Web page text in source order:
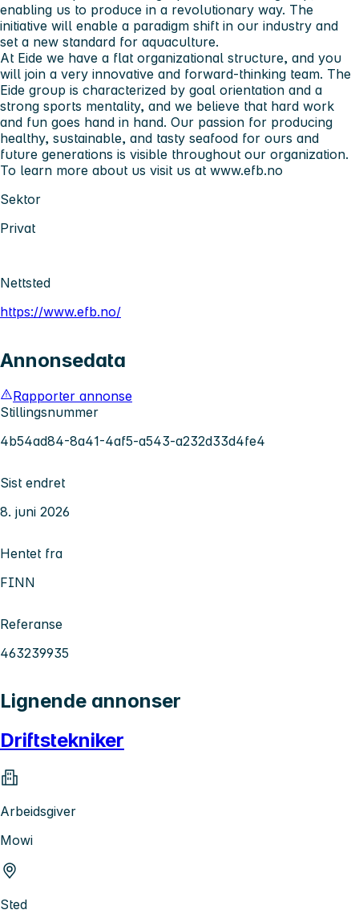
enabling us to produce in a revolutionary way. The
initiative will enable a paradigm shift in our industry and
set a new standard for aquaculture.
At Eide we have a flat organizational structure, and you
will join a very innovative and forward-thinking team. The
Eide group is characterized by goal orientation and a
strong sports mentality, and we believe that hard work
and fun goes hand in hand. Our passion for producing
healthy, sustainable, and tasty seafood for ours and
future generations is visible throughout our organization.
To learn more about us visit us at www.efb.no
Sektor
Privat
Nettsted
https://www.efb.no/
Annonsedata
Rapporter annonse
Stillingsnummer
4b54ad84-8a41-4af5-a543-a232d33d4fe4
Sist endret
8. juni 2026
Hentet fra
FINN
Referanse
463239935
Lignende annonser
Driftstekniker
Arbeidsgiver
Mowi
Sted